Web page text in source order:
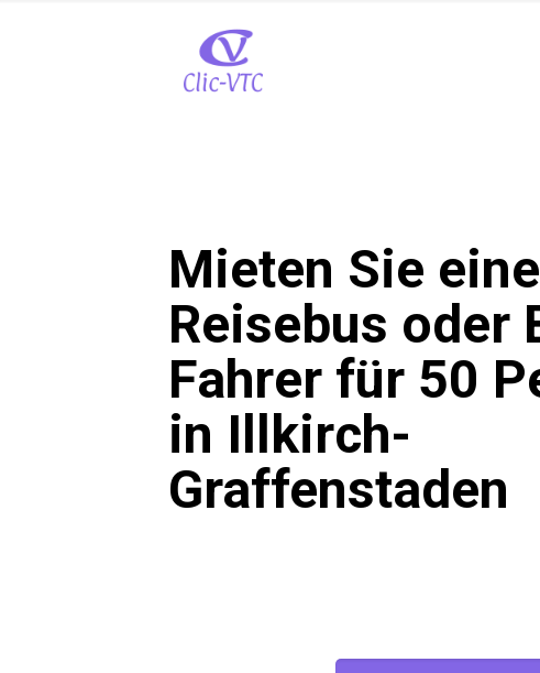
Mieten Sie
Reisebus oder
Fahrer für 50
in Illkirch-
Graffenstaden